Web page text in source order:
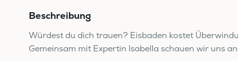
Beschreibung
Würdest du dich trauen? Eisbaden kostet
Gemeinsam mit Expertin Isabella schauen wir uns